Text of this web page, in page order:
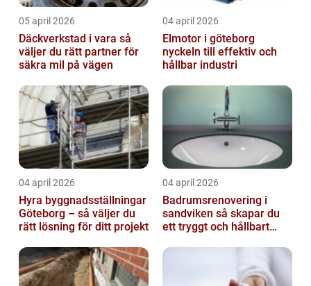
05 april 2026
Däckverkstad i vara så
väljer du rätt partner för
säkra mil på vägen
04 april 2026
Elmotor i göteborg
nyckeln till effektiv och
hållbar industri
04 april 2026
Hyra byggnadsställningar
Göteborg – så väljer du
rätt lösning för ditt projekt
04 april 2026
Badrumsrenovering i
sandviken så skapar du
ett tryggt och hållbart